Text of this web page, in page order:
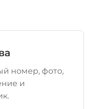
номер, фото,
и